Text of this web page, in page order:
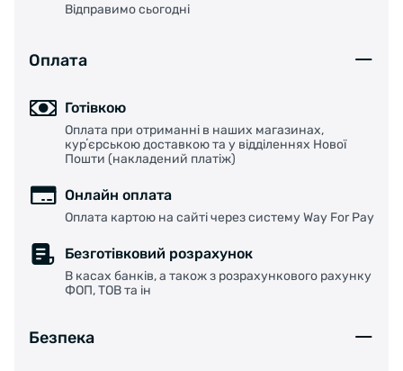
Відправимо сьогодні
Оплата
Готівкою
Оплата при отриманні в наших магазинах,
курʼєрською доставкою та у відділеннях Нової
Пошти (накладений платіж)
Онлайн оплата
Оплата картою на сайті через систему Way For Pay
Безготівковий розрахунок
В касах банків, а також з розрахункового рахунку
ФОП, ТОВ та ін
Безпека